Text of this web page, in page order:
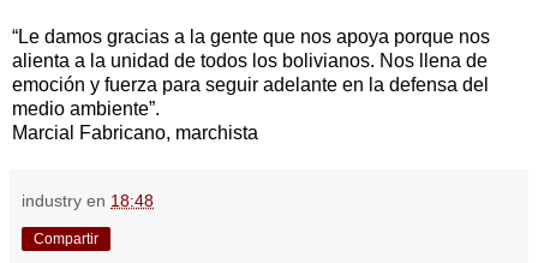
“Le damos gracias a la gente que nos apoya porque nos
alienta a la unidad de todos los bolivianos. Nos llena de
emoción y fuerza para seguir adelante en la defensa del
medio ambiente”.
Marcial Fabricano, marchista
industry en 18:48
Compartir